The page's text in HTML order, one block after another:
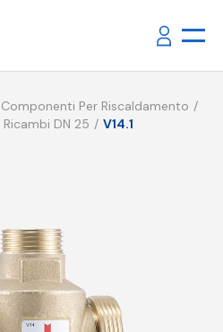
Per Riscaldamento
DN 25 V14.1